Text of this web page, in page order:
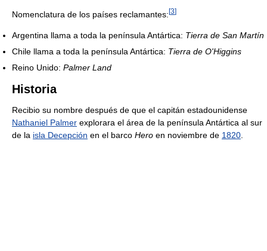
Nomenclatura de los países reclamantes:[3]
Argentina llama a toda la península Antártica: Tierra de San Martín
Chile llama a toda la península Antártica: Tierra de O'Higgins
Reino Unido: Palmer Land
Historia
Recibio su nombre después de que el capitán estadounidense
Nathaniel Palmer explorara el área de la península Antártica al sur
de la isla Decepción en el barco Hero en noviembre de 1820